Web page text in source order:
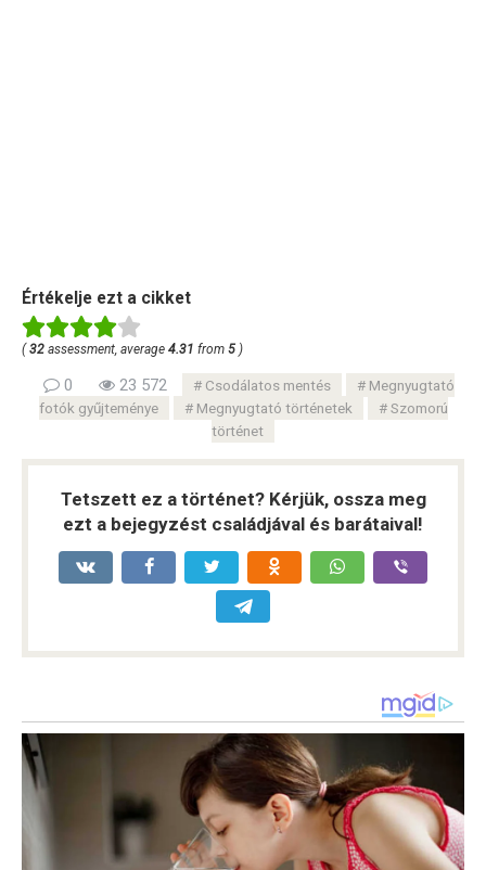
Értékelje ezt a cikket
( 32 assessment, average 4.31 from 5 )
0 23 572 Csodálatos mentés
Megnyugtató
fotók gyűjteménye
Megnyugtató történetek
Szomorú
történet
Tetszett ez a történet? Kérjük, ossza meg
ezt a bejegyzést családjával és barátaival!